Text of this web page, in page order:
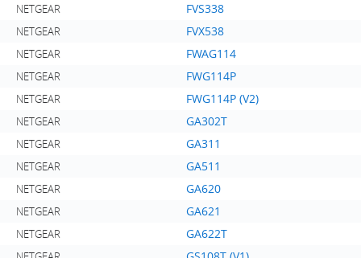
NETGEAR FVS338
NETGEAR FVX538
NETGEAR FWAG114
NETGEAR FWG114P
NETGEAR FWG114P (V2)
NETGEAR GA302T
NETGEAR GA311
NETGEAR GA511
NETGEAR GA620
NETGEAR GA621
NETGEAR GA622T